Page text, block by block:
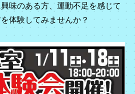
ブ
味のある方、運動不足を感じて
体験してみませんか？